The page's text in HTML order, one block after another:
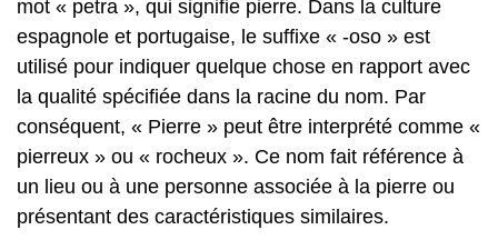
mot « petra », qui signifie pierre. Dans la culture
espagnole et portugaise, le suffixe « -oso » est
utilisé pour indiquer quelque chose en rapport avec
la qualité spécifiée dans la racine du nom. Par
conséquent, « Pierre » peut être interprété comme «
pierreux » ou « rocheux ». Ce nom fait référence à
un lieu ou à une personne associée à la pierre ou
présentant des caractéristiques similaires.